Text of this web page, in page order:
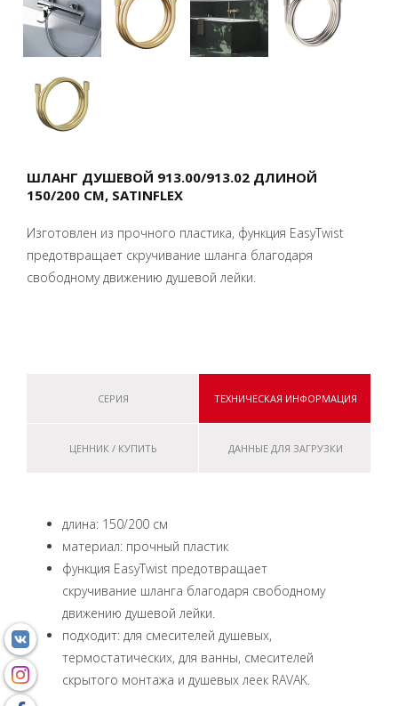
ШЛАНГ ДУШЕВОЙ 913.00/913.02 ДЛИНОЙ
150/200 СМ, SATINFLEX
Изготовлен из прочного пластика, функция EasyTwist
предотвращает скручивание шланга благодаря
свободному движению душевой лейки.
СЕРИЯ ТЕХНИЧЕСКАЯ ИНФОРМАЦИЯ
ЦЕННИК / КУПИТЬ ДАННЫЕ ДЛЯ ЗАГРУЗКИ
длина: 150/200 см
материал: прочный пластик
функция EasyTwist предотвращает
скручивание шланга благодаря свободному
движению душевой лейки.
подходит: для смесителей душевых,
термостатических, для ванны, смесителей
скрытого монтажа и душевых леек RAVAK.